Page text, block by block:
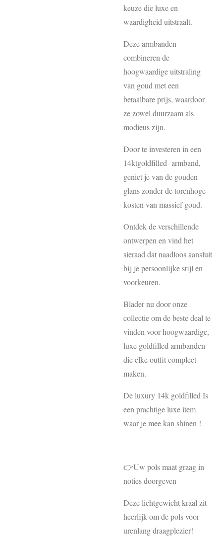
keuze die luxe en
waardigheid uitstraalt.
Deze armbanden
combineren de
hoogwaardige uitstraling
van goud met een
betaalbare prijs, waardoor
ze zowel duurzaam als
modieus zijn.
Door te investeren in een
14ktgoldfilled armband,
geniet je van de gouden
glans zonder de torenhoge
kosten van massief goud.
Ontdek de verschillende
ontwerpen en vind het
sieraad dat naadloos aansluit
bij je persoonlijke stijl en
voorkeuren.
Blader nu door onze
collectie om de beste deal te
vinden voor hoogwaardige,
luxe goldfilled armbanden
die elke outfit compleet
maken.
De luxury 14k goldfilled Is
een prachtige luxe item
waar je mee kan shinen !
👉Uw pols maat graag in
noties doorgeven
Deze lichtgewicht kraal zit
heerlijk om de pols voor
urenlang draagplezier!